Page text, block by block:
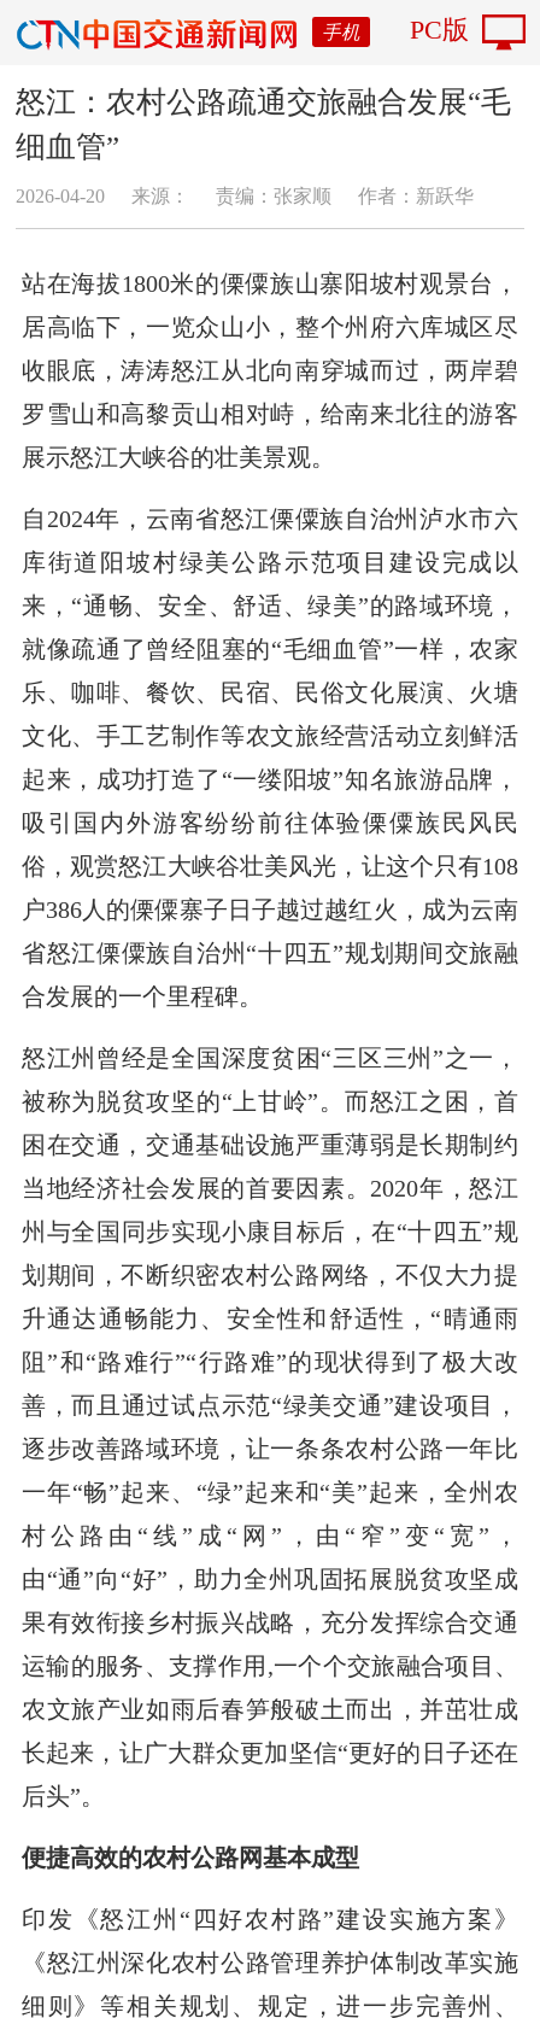
手机 PC版
怒江：农村公路疏通交旅融合发展“毛
细血管”
2026-04-20 来源： 责编：张家顺 作者：新跃华
站在海拔1800米的傈僳族山寨阳坡村观景台，
居高临下，一览众山小，整个州府六库城区尽
收眼底，涛涛怒江从北向南穿城而过，两岸碧
罗雪山和高黎贡山相对峙，给南来北往的游客
展示怒江大峡谷的壮美景观。
自2024年，云南省怒江傈僳族自治州泸水市六
库街道阳坡村绿美公路示范项目建设完成以
来，“通畅、安全、舒适、绿美”的路域环境，
就像疏通了曾经阻塞的“毛细血管”一样，农家
乐、咖啡、餐饮、民宿、民俗文化展演、火塘
文化、手工艺制作等农文旅经营活动立刻鲜活
起来，成功打造了“一缕阳坡”知名旅游品牌，
吸引国内外游客纷纷前往体验傈僳族民风民
俗，观赏怒江大峡谷壮美风光，让这个只有108
户386人的傈僳寨子日子越过越红火，成为云南
省怒江傈僳族自治州“十四五”规划期间交旅融
合发展的一个里程碑。
怒江州曾经是全国深度贫困“三区三州”之一，
被称为脱贫攻坚的“上甘岭”。而怒江之困，首
困在交通，交通基础设施严重薄弱是长期制约
当地经济社会发展的首要因素。2020年，怒江
州与全国同步实现小康目标后，在“十四五”规
划期间，不断织密农村公路网络，不仅大力提
升通达通畅能力、安全性和舒适性，“晴通雨
阻”和“路难行”“行路难”的现状得到了极大改
善，而且通过试点示范“绿美交通”建设项目，
逐步改善路域环境，让一条条农村公路一年比
一年“畅”起来、“绿”起来和“美”起来，全州农
村公路由“线”成“网”，由“窄”变“宽”，
由“通”向“好”，助力全州巩固拓展脱贫攻坚成
果有效衔接乡村振兴战略，充分发挥综合交通
运输的服务、支撑作用,一个个交旅融合项目、
农文旅产业如雨后春笋般破土而出，并茁壮成
长起来，让广大群众更加坚信“更好的日子还在
后头”。
便捷高效的农村公路网基本成型
印发《怒江州“四好农村路”建设实施方案》
《怒江州深化农村公路管理养护体制改革实施
细则》等相关规划、规定，进一步完善州、